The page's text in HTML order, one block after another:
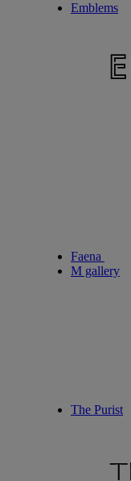
Emblems
Faena
M gallery
The Purist